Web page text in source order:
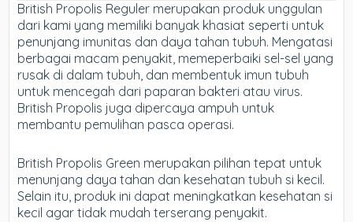
British Propolis Reguler merupakan produk unggulan
dari kami yang memiliki banyak khasiat seperti untuk
penunjang imunitas dan daya tahan tubuh. Mengatasi
berbagai macam penyakit, memeperbaiki sel-sel yang
rusak di dalam tubuh, dan membentuk imun tubuh
untuk mencegah dari paparan bakteri atau virus.
British Propolis juga dipercaya ampuh untuk
membantu pemulihan pasca operasi.
British Propolis Green merupakan pilihan tepat untuk
menunjang daya tahan dan kesehatan tubuh si kecil.
Selain itu, produk ini dapat meningkatkan kesehatan si
kecil agar tidak mudah terserang penyakit.